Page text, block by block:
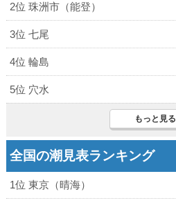
2位 珠洲市（能登）
3位 七尾
4位 輪島
5位 穴水
もっと見る
全国の潮見表ランキング
1位 東京（晴海）